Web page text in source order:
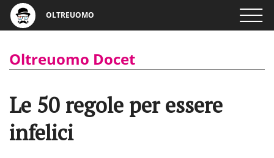
OLTREUOMO
Oltreuomo Docet
Le 50 regole per essere
infelici